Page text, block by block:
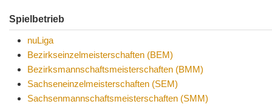
Spielbetrieb
nuLiga
Bezirkseinzelmeisterschaften (BEM)
Bezirksmannschaftsmeisterschaften (BMM)
Sachseneinzelmeisterschaften (SEM)
Sachsenmannschaftsmeisterschaften (SMM)